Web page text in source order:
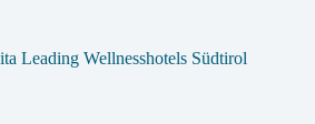
Leading Wellnesshotels Südtirol